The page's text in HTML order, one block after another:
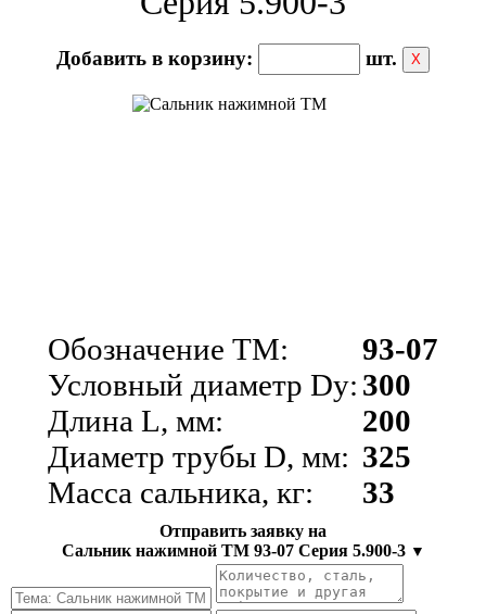
Добавить в корзину: шт. Х
Обозначение ТМ:
Условный диаметр Dy:
Длина L, мм:
Диаметр трубы D, мм:
Масса сальника, кг:
93-07
300
200
325
33
Отправить заявку на
Сальник нажимной ТМ 93-07 Серия 5.900-3 ▼